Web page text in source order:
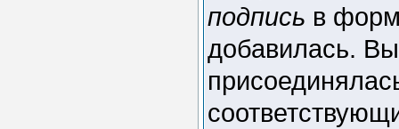
подпись в
добавилась.